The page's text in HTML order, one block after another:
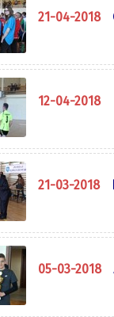
21-04-2018
12-04-2018
21-03-2018
05-03-2018